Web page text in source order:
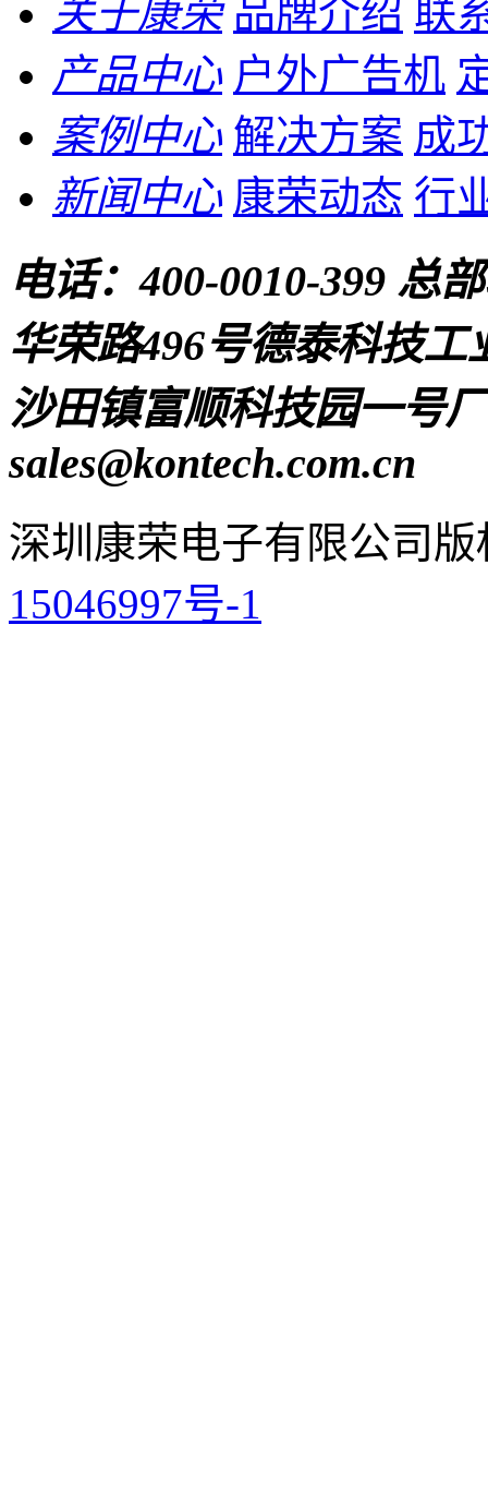
关于康荣 品牌介绍 联
产品中心 户外广告机
案例中心 解决方案 成
新闻中心 康荣动态 行
电话：400-0010-399 总
华荣路496号德泰科技工
沙田镇富顺科技园一号
sales@kontech.com.cn
深圳康荣电子有限公司 版
15046997号-1